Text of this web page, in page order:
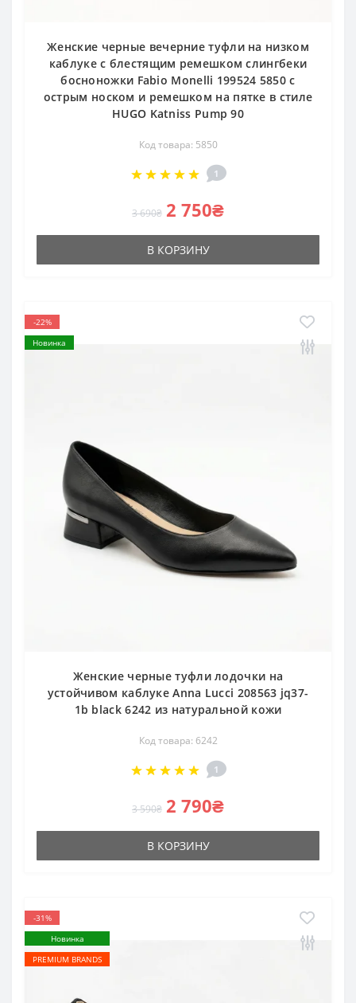
Женские черные вечерние туфли на низком
каблуке с блестящим ремешком слингбеки
босноножки Fabio Monelli 199524 5850 с
острым носком и ремешком на пятке в стиле
HUGO Katniss Pump 90
Код товара: 5850
1
3 690₴ 2 750₴
В КОРЗИНУ
-22%
Новинка
Женские черные туфли лодочки на
устойчивом каблуке Anna Lucci 208563 jq37-
1b black 6242 из натуральной кожи
Код товара: 6242
1
3 590₴ 2 790₴
В КОРЗИНУ
-31%
Новинка
PREMIUM BRANDS